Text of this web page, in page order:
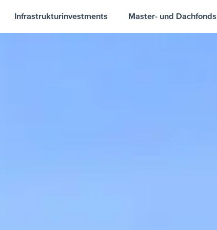
Infrastrukturinvestments Master- und Dachfonds